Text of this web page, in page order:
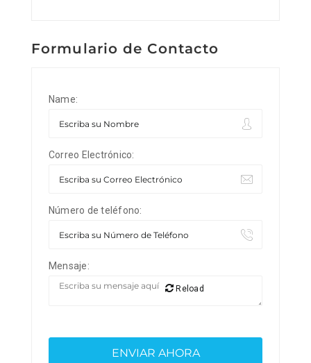
Formulario de Contacto
Name:
Correo Electrónico:
Número de teléfono:
Mensaje:
Reload